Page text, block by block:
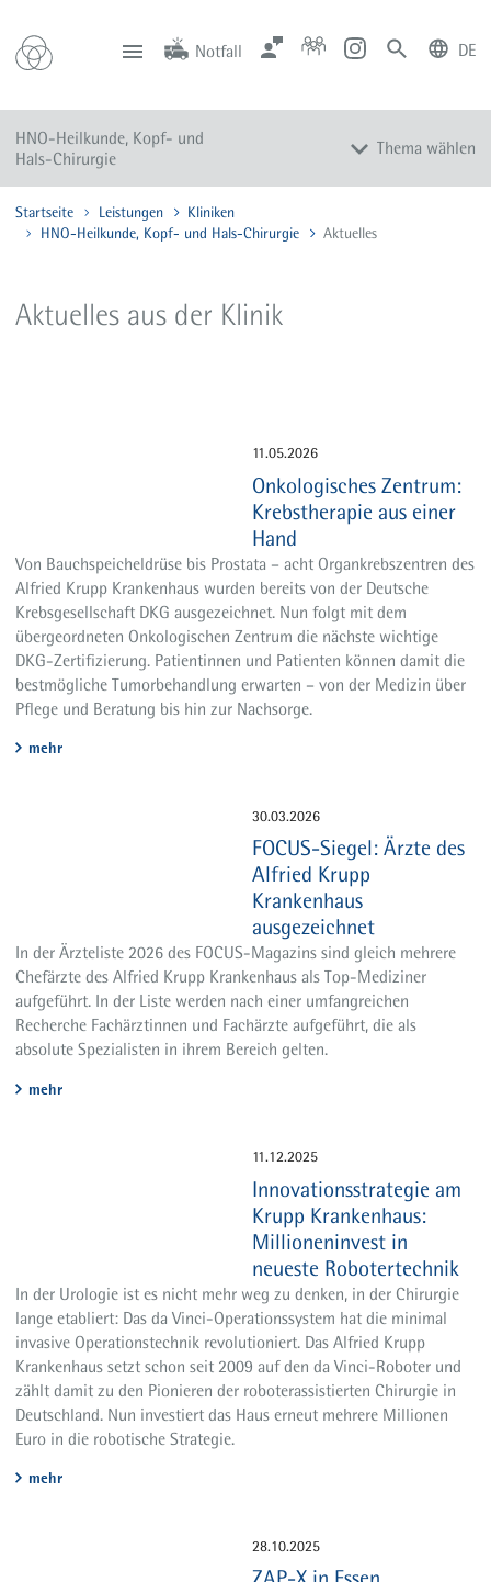
Notfall
Notfall
0201 434-1
Zentrale Anfahrt
DE
HNO-Heilkunde, Kopf- und
Hals-Chirurgie
Thema wählen
Leistungsspektrum
Diagnose und Therapie
Sprechstunden
Startseite Leistungen
Kliniken
HNO-Heilkunde, Kopf- und Hals-Chirurgie
Aktuelles
Aktuelles aus der Klinik
11.05.2026
Onkologisches Zentrum:
Krebstherapie aus einer
Hand
Von Bauchspeicheldrüse bis Prostata – acht Organkrebszentren des
Alfried Krupp Krankenhaus wurden bereits von der Deutsche
Krebsgesellschaft DKG ausgezeichnet. Nun folgt mit dem
übergeordneten Onkologischen Zentrum die nächste wichtige
DKG-Zertifizierung. Patientinnen und Patienten können damit die
bestmögliche Tumorbehandlung erwarten – von der Medizin über
Pflege und Beratung bis hin zur Nachsorge.
mehr
30.03.2026
FOCUS-Siegel: Ärzte des
Alfried Krupp
Krankenhaus
ausgezeichnet
In der Ärzteliste 2026 des FOCUS-Magazins sind gleich mehrere
Chefärzte des Alfried Krupp Krankenhaus als Top-Mediziner
aufgeführt. In der Liste werden nach einer umfangreichen
Recherche Fachärztinnen und Fachärzte aufgeführt, die als
absolute Spezialisten in ihrem Bereich gelten.
mehr
11.12.2025
Innovationsstrategie am
Krupp Krankenhaus:
Millioneninvest in
neueste Robotertechnik
In der Urologie ist es nicht mehr weg zu denken, in der Chirurgie
lange etabliert: Das da Vinci-Operationssystem hat die minimal
invasive Operationstechnik revolutioniert. Das Alfried Krupp
Krankenhaus setzt schon seit 2009 auf den da Vinci-Roboter und
zählt damit zu den Pionieren der roboterassistierten Chirurgie in
Deutschland. Nun investiert das Haus erneut mehrere Millionen
Euro in die robotische Strategie.
mehr
28.10.2025